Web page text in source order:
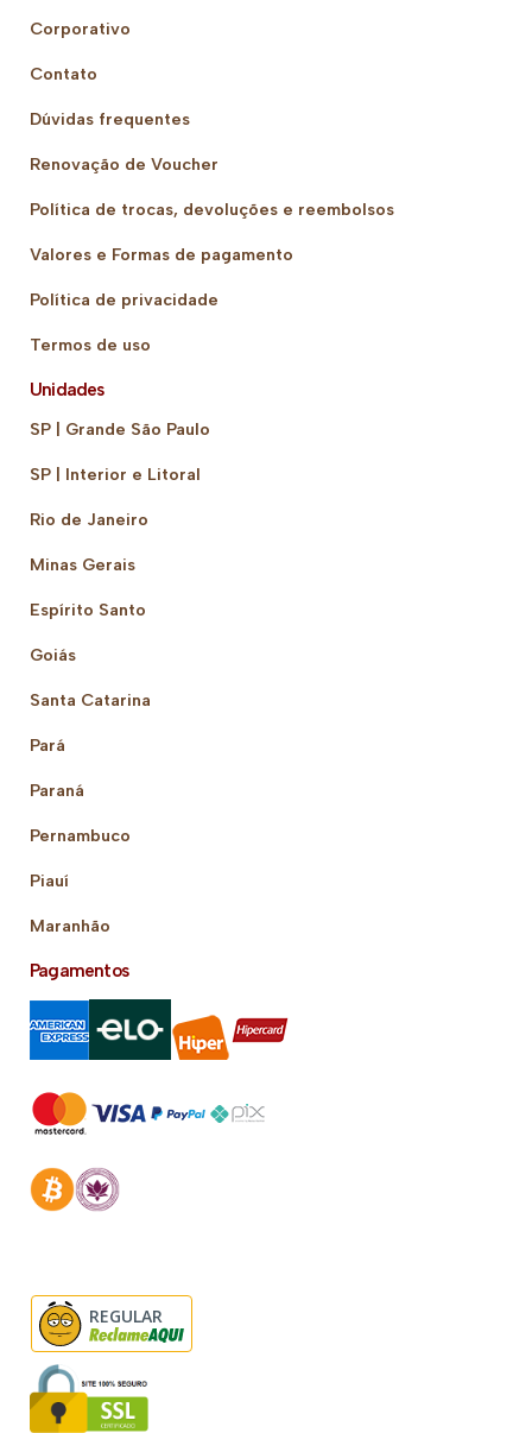
Corporativo
Contato
Dúvidas frequentes
Renovação de Voucher
Política de trocas, devoluções e reembolsos
Valores e Formas de pagamento
Política de privacidade
Termos de uso
Unidades
SP | Grande São Paulo
SP | Interior e Litoral
Rio de Janeiro
Minas Gerais
Espírito Santo
Goiás
Santa Catarina
Pará
Paraná
Pernambuco
Piauí
Maranhão
Pagamentos
REGULAR